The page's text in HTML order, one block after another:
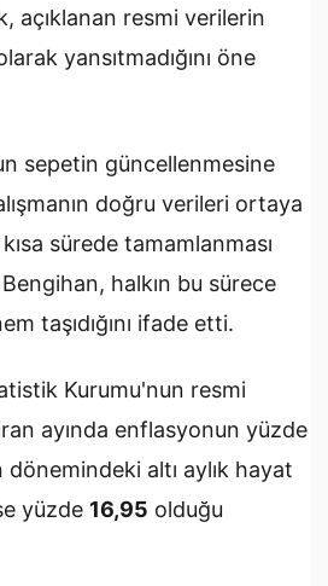
açıklanan resmi verilerin
yansıtmadığını öne
sepetin güncellenmesine
doğru verileri ortaya
sürede tamamlanması
halkın bu sürece
taşıdığını ifade etti.
Kurumu'nun resmi
ayında enflasyonun yüzde
altı aylık hayat
yüzde 16,95 olduğu